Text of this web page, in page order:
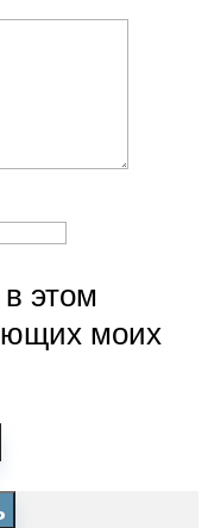
этом
моих